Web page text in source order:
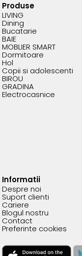
Produse
LIVING
Dining
Bucatarie
BAIE
MOBLIER SMART
Dormitoare
Hol
Copii si adolescenti
BIROU
GRADINA
Electrocasnice
Informatii
Despre noi
Suport clienti
Cariere
Blogul nostru
Contact
Preferinte cookies